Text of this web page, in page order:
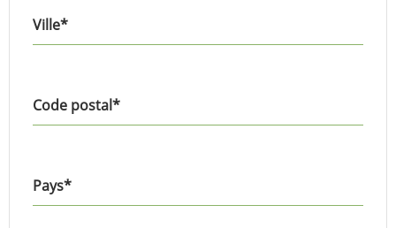
Ville*
Code postal*
Pays*